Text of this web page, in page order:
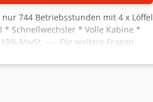
744 Betriebsstunden mit 4 x Löffel
* Schnellwechsler * Volle Kabine *
MwSt. ---- Für weitere Fragen